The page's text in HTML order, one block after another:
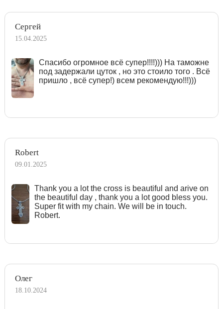
Сергей
15.04.2025
Спасибо огромное всё супер!!!!))) На таможне
под задержали цуток , но это стоило того . Всё
пришло , всё супер!) всем рекомендую!!!)))
Robert
09.01.2025
Тhank you a lot the cross is beautiful and arive on
the beautiful day , thank you a lot good bless you.
Super fit with my chain. We will be in touch.
Robert.
Олег
18.10.2024